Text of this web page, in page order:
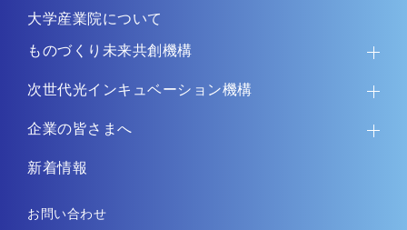
大学産業院について
ものづくり未来共創機構
次世代光インキュベーション機構
企業の皆さまへ
新着情報
お問い合わせ